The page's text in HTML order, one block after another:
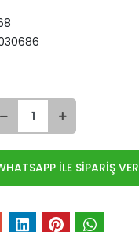
İLE SİPARİŞ VER